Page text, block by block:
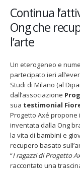
Continua
Ong che
l’arte
Un eterogeneo e
partecipato ieri
Studi di Milano (al
dall’associazione
sua testimonial
Progetto Axé propone
inventata dalla Ong
la vita di bambini e
recupero basato
“I ragazzi di Progetto
raccontato una
Fino al 29 marzo
malati e fragili,
una campagna per
l’assistenza
2026